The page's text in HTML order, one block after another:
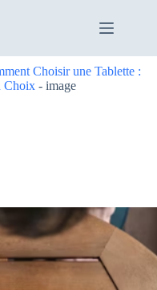
Choisir une Tablette :
Choix - image